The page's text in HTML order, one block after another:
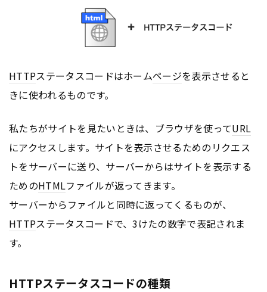
HTTPステータスコードはホームページを表示させると
きに使われるものです。
私たちがサイトを見たいときは、ブラウザを使ってURL
にアクセスします。サイトを表示させるためのリクエス
トをサーバーに送り、サーバーからはサイトを表示する
ためのHTMLファイルが返ってきます。
サーバーからファイルと同時に返ってくるものが、
HTTPステータスコードで、3けたの数字で表記されま
す。
HTTPステータスコードの種類